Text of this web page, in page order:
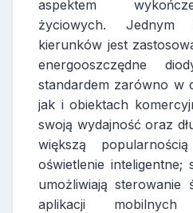
aspektem
życiowych. Jednym
kierunków jest
energooszczędne
standardem zarówno w
jak i obiektach
swoją wydajność oraz
większą
oświetlenie inteligentne;
umożliwiają sterowanie
aplikacji